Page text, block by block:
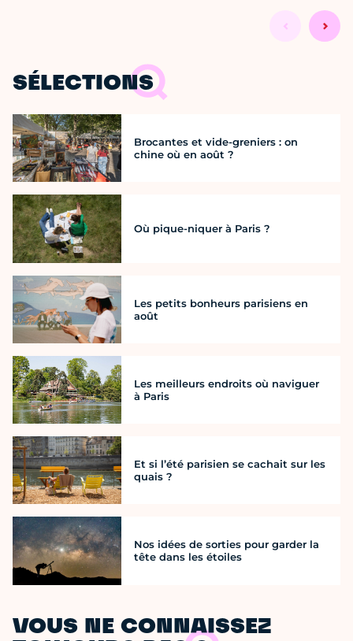
SÉLECTIONS
Brocantes et vide-greniers : on
chine où en août ?
Où pique-niquer à Paris ?
Les petits bonheurs parisiens en
août
Les meilleurs endroits où naviguer
à Paris
Et si l’été parisien se cachait sur les
quais ?
Nos idées de sorties pour garder la
tête dans les étoiles
VOUS NE CONNAISSEZ